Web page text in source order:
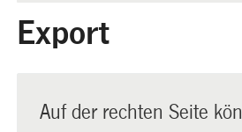
Export
Auf der rechten Seite